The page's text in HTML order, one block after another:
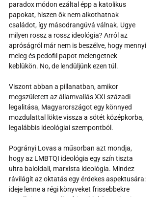
paradox módon ezáltal épp a katolikus
papokat, hiszen ők nem alkothatnak
családot, így másodrangúvá válnak. Ugye
milyen rossz a rossz ideológia? Arról az
apróságról már nem is beszélve, hogy mennyi
meleg és pedofil papot melengetnek
keblükön. No, de lendüljünk ezen túl.
Viszont abban a pillanatban, amikor
megszületett az államvallás XXI századi
legalitása, Magyarországot egy könnyed
mozdulattal lökte vissza a sötét középkorba,
legalábbis ideológiai szempontból.
Pogrányi Lovas a műsorban azt mondja,
hogy az LMBTQI ideológia egy szín tiszta
ultra baloldali, marxista ideológia. Mindez
rávilágít az oktatás egy érdekes aspektusára:
ideje lenne a régi könyveket frissebbekre